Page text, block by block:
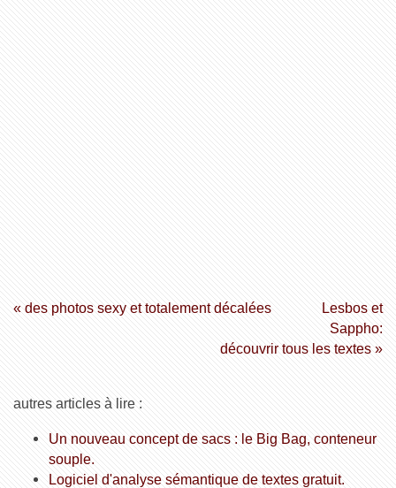
« des photos sexy et totalement décalées
Lesbos et
Sappho:
découvrir tous les textes »
autres articles à lire :
Un nouveau concept de sacs : le Big Bag, conteneur
souple.
Logiciel d'analyse sémantique de textes gratuit.